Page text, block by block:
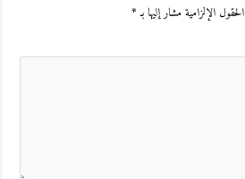
الحقول الإلزامية مشار إليها بـ*